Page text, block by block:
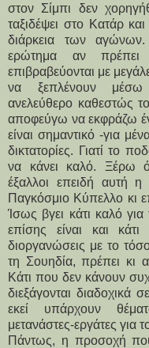
στον Σίμπι δεν
ταξιδέψει στο Κατάρ
διάρκεια των
ερώτημα αν
επιβραβεύονται με
να ξεπλένουν μέσω
ανελεύθερο καθεστώς
αποφεύγω να εκφράζω
είναι σημαντικό -για
δικτατορίες. Γιατί το
να κάνει καλό. Ξέρω
έξαλλοι επειδή αυτή
Παγκόσμιο Κύπελλο κι
Ίσως βγει κάτι καλό
επίσης είναι και
διοργανώσεις με το
τη Σουηδία, πρέπει κι
Κάτι που δεν κάνουν
διεξάγονται
εκεί υπάρχουν
μετανάστες-εργάτες για
Πάντως, η προσοχή